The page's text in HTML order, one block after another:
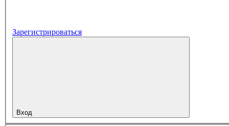
Зарегистрироваться
Вход